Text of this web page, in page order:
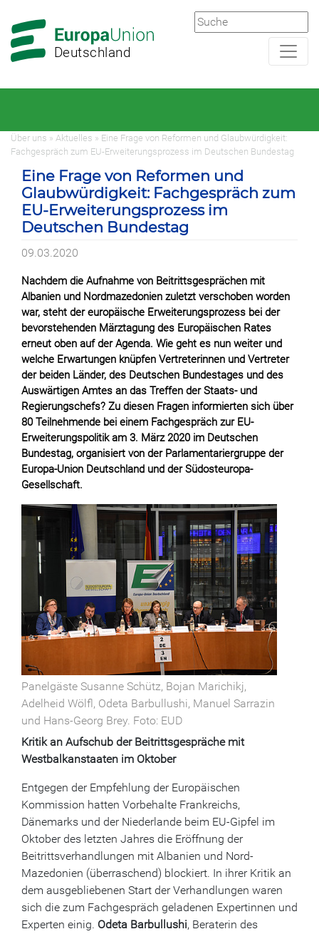
Hauptnavigation
Hauptbereich
Deutschland
Über uns » Aktuelles » Eine Frage von Reformen und Glaubwürdigkeit:
Fachgespräch zum EU-Erweiterungsprozess im Deutschen Bundestag
Eine Frage von Reformen und
Glaubwürdigkeit: Fachgespräch zum
EU-Erweiterungsprozess im
Deutschen Bundestag
09.03.2020
Nachdem die Aufnahme von Beitrittsgesprächen mit
Albanien und Nordmazedonien zuletzt verschoben worden
war, steht der europäische Erweiterungsprozess bei der
bevorstehenden Märztagung des Europäischen Rates
erneut oben auf der Agenda. Wie geht es nun weiter und
welche Erwartungen knüpfen Vertreterinnen und Vertreter
der beiden Länder, des Deutschen Bundestages und des
Auswärtigen Amtes an das Treffen der Staats- und
Regierungschefs? Zu diesen Fragen informierten sich über
80 Teilnehmende bei einem Fachgespräch zur EU-
Erweiterungspolitik am 3. März 2020 im Deutschen
Bundestag, organisiert von der Parlamentariergruppe der
Europa-Union Deutschland und der Südosteuropa-
Gesellschaft.
Panelgäste Susanne Schütz, Bojan Marichikj,
Adelheid Wölfl, Odeta Barbullushi, Manuel Sarrazin
und Hans-Georg Brey. Foto: EUD
Kritik an Aufschub der Beitrittsgespräche mit
Westbalkanstaaten im Oktober
Entgegen der Empfehlung der Europäischen
Kommission hatten Vorbehalte Frankreichs,
Dänemarks und der Niederlande beim EU-Gipfel im
Oktober des letzten Jahres die Eröffnung der
Beitrittsverhandlungen mit Albanien und Nord-
Mazedonien (überraschend) blockiert. In ihrer Kritik an
dem ausgebliebenen Start der Verhandlungen waren
sich die zum Fachgespräch geladenen Expertinnen und
Experten einig. Odeta Barbullushi, Beraterin des